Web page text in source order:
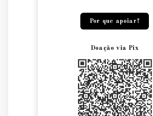
Por que apoiar?
Doação via Pix